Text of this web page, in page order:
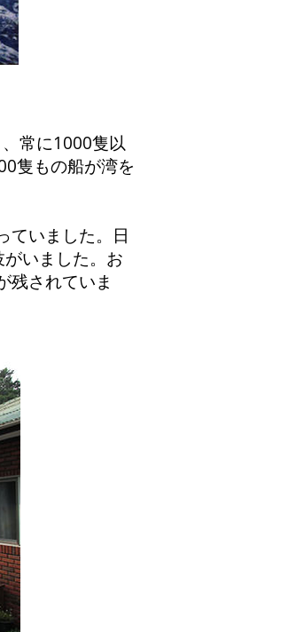
常に1000隻以
隻もの船が湾を
ていました。日
いました。お
残されていま